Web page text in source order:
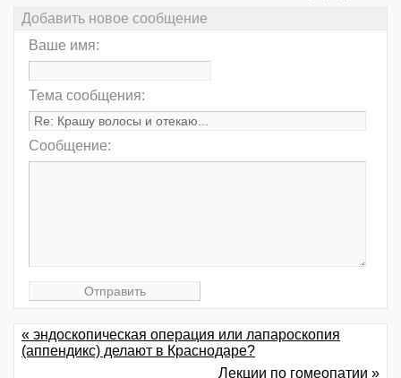
Добавить новое сообщение
Ваше имя:
Тема сообщения:
Сообщение:
« эндоскопическая операция или лапароскопия
(аппендикс) делают в Краснодаре?
Лекции по гомеопатии »